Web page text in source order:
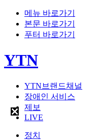
메뉴 바로가기
본문 바로가기
푸터 바로가기
YTN
YTN브랜드채널
장애인 서비스
제보
LIVE
정치